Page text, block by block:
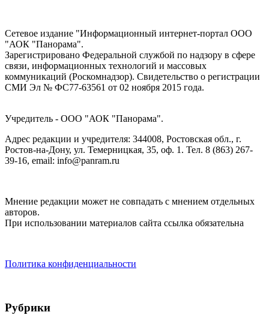
Сетевое издание "Информационный интернет-портал ООО
"АОК "Панорама".
Зарегистрировано Федеральной службой по надзору в сфере
связи, информационных технологий и массовых
коммуникаций (Роскомнадзор). Cвидетельство о регистрации
СМИ Эл № ФС77-63561 от 02 ноября 2015 года.
Учредитель - ООО "АОК "Панорама".
Адрес редакции и учредителя: 344008, Ростовская обл., г.
Ростов-на-Дону, ул. Темерницкая, 35, оф. 1. Тел. 8 (863) 267-
39-16, email: info@panram.ru
Мнение редакции может не совпадать с мнением отдельных
авторов.
При использовании материалов сайта ссылка обязательна
Политика конфиденциальности
Рубрики